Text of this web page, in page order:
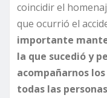
coincidir el
que ocurrió el
importante
la que sucedió y
acompañarnos
todas las